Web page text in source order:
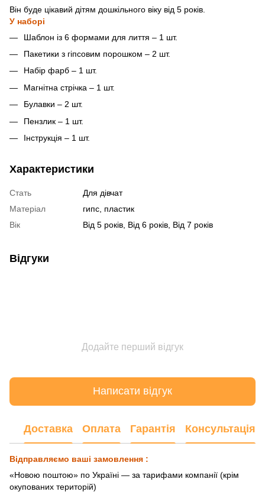
Він буде цікавий дітям дошкільного віку від 5 років.
У наборі
Шаблон із 6 формами для лиття – 1 шт.
Пакетики з гіпсовим порошком – 2 шт.
Набір фарб – 1 шт.
Магнітна стрічка – 1 шт.
Булавки – 2 шт.
Пензлик – 1 шт.
Інструкція – 1 шт.
Характеристики
Стать
Для дівчат
Матеріал
гипс, пластик
Вік
Від 5 років, Від 6 років, Від 7 років
Відгуки
Додайте перший відгук
Написати відгук
Доставка Оплата Гарантія Консультація
Відправляємо ваші замовлення :
«Новою поштою» по Україні — за тарифами компанії (крім
окупованих територій)